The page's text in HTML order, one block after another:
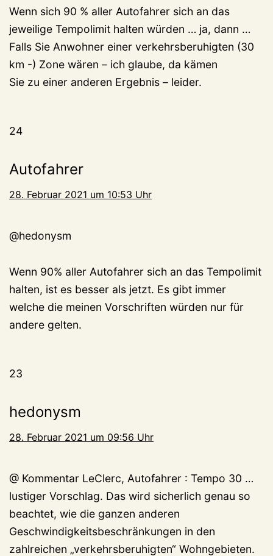
Wenn sich 90 % aller Autofahrer sich an das
jeweilige Tempolimit halten würden … ja, dann …
Falls Sie Anwohner einer verkehrsberuhigten (30
km -) Zone wären – ich glaube, da kämen
Sie zu einer anderen Ergebnis – leider.
24
Autofahrer
28. Februar 2021 um 10:53 Uhr
@hedonysm
Wenn 90% aller Autofahrer sich an das Tempolimit
halten, ist es besser als jetzt. Es gibt immer
welche die meinen Vorschriften würden nur für
andere gelten.
23
hedonysm
28. Februar 2021 um 09:56 Uhr
@ Kommentar LeClerc, Autofahrer : Tempo 30 …
lustiger Vorschlag. Das wird sicherlich genau so
beachtet, wie die ganzen anderen
Geschwindigkeitsbeschränkungen in den
zahlreichen „verkehrsberuhigten“ Wohngebieten.